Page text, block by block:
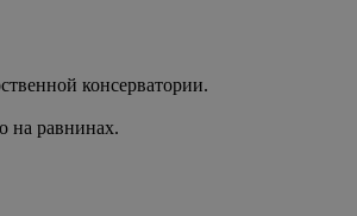
консерватории.
на равнинах.